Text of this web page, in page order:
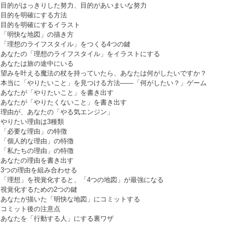
目的がはっきりした努力、目的があいまいな努力
目的を明確にする方法
目的を明確にするイラスト
「明快な地図」の描き方
「理想のライフスタイル」をつくる4つの鍵
あなたの「理想のライフスタイル」をイラストにする
あなたは旅の途中にいる
望みを叶える魔法の杖を持っていたら、あなたは何がしたいですか？
本当に「やりたいこと」を見つける方法――「何がしたい？」ゲーム
あなたが「やりたいこと」を書き出す
あなたが「やりたくないこと」を書き出す
理由が、あなたの「やる気エンジン」
やりたい理由は3種類
「必要な理由」の特徴
「個人的な理由」の特徴
「私たちの理由」の特徴
あなたの理由を書き出す
3つの理由を組み合わせる
「理想」を視覚化すると、「4つの地図」が最強になる
視覚化するための2つの鍵
あなたが描いた「明快な地図」にコミットする
コミット後の注意点
あなたを「行動する人」にする裏ワザ